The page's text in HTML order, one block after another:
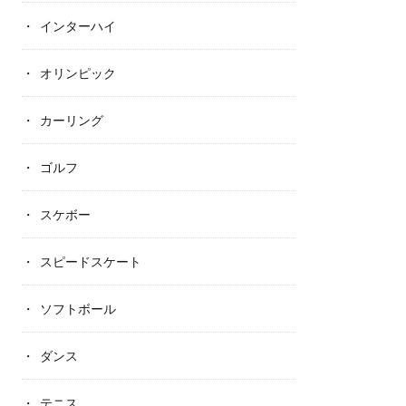
インターハイ
オリンピック
カーリング
ゴルフ
スケボー
スピードスケート
ソフトボール
ダンス